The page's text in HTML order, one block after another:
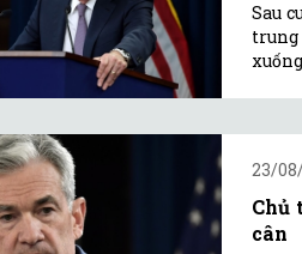
Sau
trung
23/
Chủ
cân